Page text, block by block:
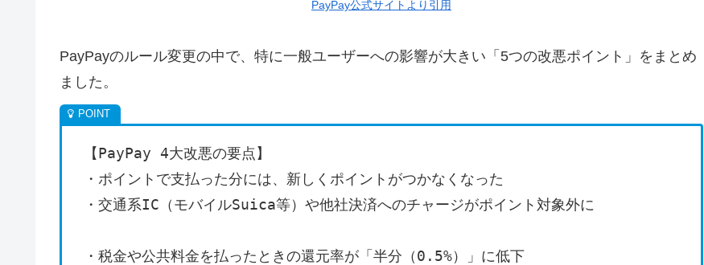
PayPay公式サイトより引用
PayPayのルール変更の中で、特に一般ユーザーへの影響が大きい「5つの改悪ポイント」をまとめ
ました。
【PayPay 4大改悪の要点】
・ポイントで支払った分には、新しくポイントがつかなくなった
・交通系IC（モバイルSuica等）や他社決済へのチャージがポイント対象外に
・税金や公共料金を払ったときの還元率が「半分（0.5%）」に低下